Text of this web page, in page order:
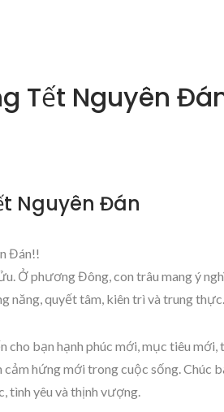
Tết Nguyên
Nguyên Đán
Đán!!
Ở phương Đông, con trâu mang ý
năng, quyết tâm, kiên trì và trung thực.
cho bạn hạnh phúc mới, mục tiêu mới,
cảm hứng mới trong cuộc sống. Chúc
tình yêu và thịnh vượng.